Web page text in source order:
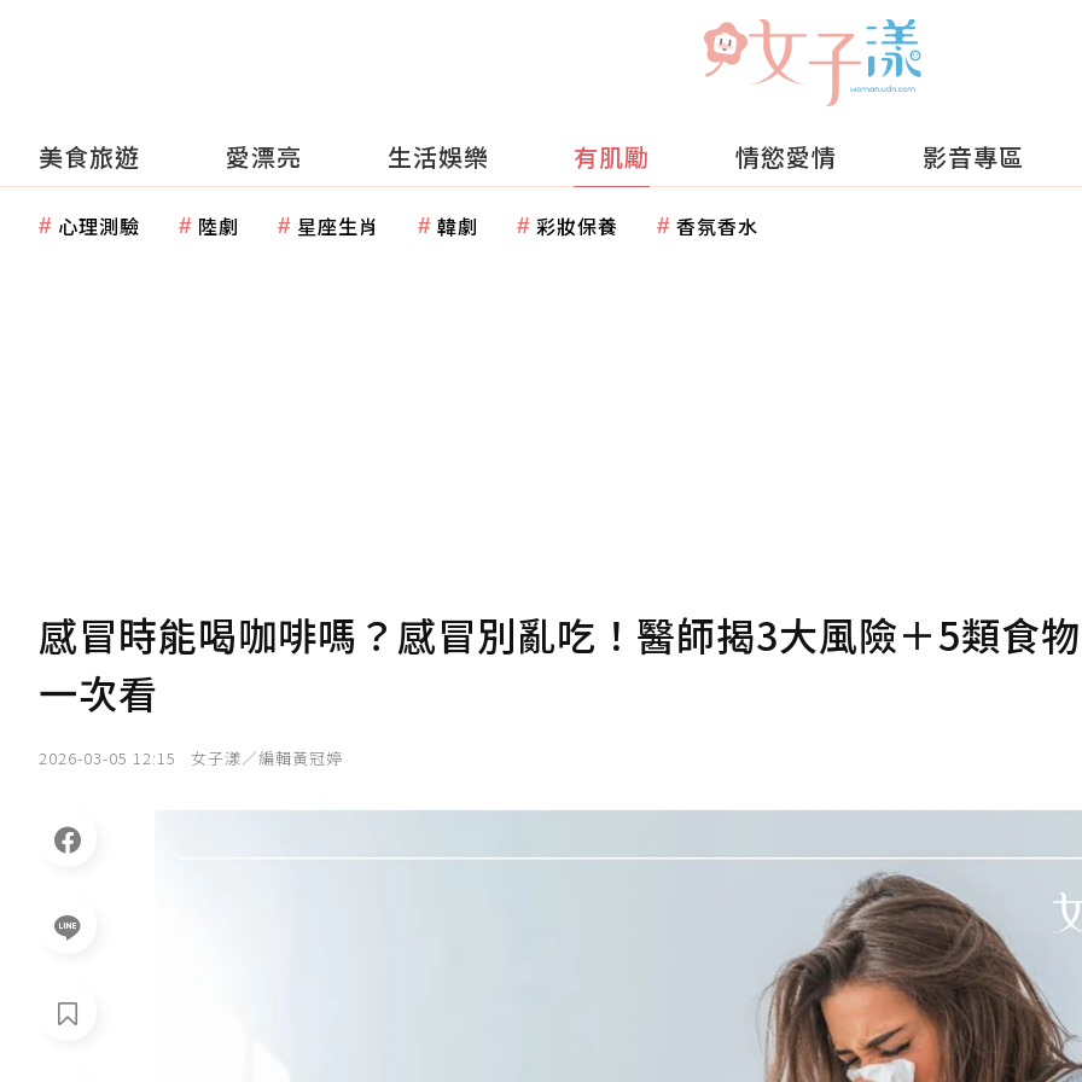
美食旅遊 愛漂亮 生活娛樂 有肌勵 情慾愛情 影音專區
心理測驗 陸劇 星座生肖 韓劇 彩妝保養 香氛香水
感冒時能喝咖啡嗎？感冒別亂吃！醫師揭3大風險＋5類食
一次看
2026-03-05 12:15 女子漾／編輯黃冠婷